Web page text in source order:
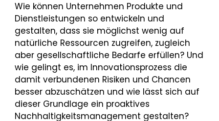
Wie können Unternehmen Produkte und
Dienstleistungen so entwickeln und
gestalten, dass sie möglichst wenig auf
natürliche Ressourcen zugreifen, zugleich
aber gesellschaftliche Bedarfe erfüllen? Und
wie gelingt es, im Innovationsprozess die
damit verbundenen Risiken und Chancen
besser abzuschätzen und wie lässt sich auf
dieser Grundlage ein proaktives
Nachhaltigkeitsmanagement gestalten?